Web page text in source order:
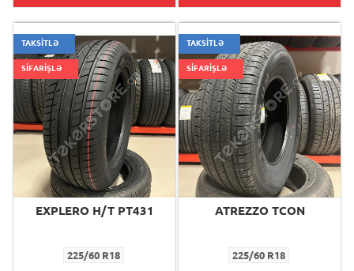
TAKSİTLƏ
SİFARİŞLƏ
EXPLERO H/T PT431
225/60 R18
TAKSİTLƏ
SİFARİŞLƏ
ATREZZO TCON
225/60 R18